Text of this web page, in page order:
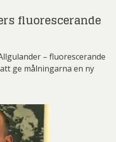
fluorescerande
– fluorescerande
ge målningarna en ny